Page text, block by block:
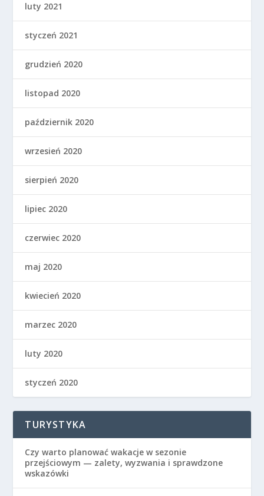
luty 2021
styczeń 2021
grudzień 2020
listopad 2020
październik 2020
wrzesień 2020
sierpień 2020
lipiec 2020
czerwiec 2020
maj 2020
kwiecień 2020
marzec 2020
luty 2020
styczeń 2020
TURYSTYKA
Czy warto planować wakacje w sezonie
przejściowym — zalety, wyzwania i sprawdzone
wskazówki